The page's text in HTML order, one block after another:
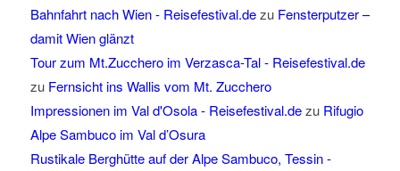
Bahnfahrt nach Wien - Reisefestival.dezu Fensterputzer –
damit Wien glänzt
Tour zum Mt.Zucchero im Verzasca-Tal - Reisefestival.de
zu Fernsicht ins Wallis vom Mt. Zucchero
Impressionen im Val d'Osola - Reisefestival.dezu Rifugio
Alpe Sambuco im Val d’Osura
Rustikale Berghütte auf der Alpe Sambuco, Tessin -